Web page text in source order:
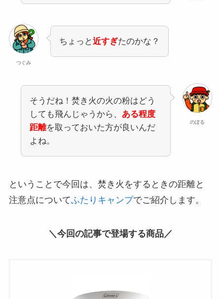
つぐみ
ちょっと近すぎたのかな？
のぼる
そうだね！焚き火の火の粉はどう
しても飛んじゃうから、 ある程度
距離を取っておいた方が良いんだ
よね。
ということで今回は、焚き火をするときの距離と
注意点についてふたりキャンプでご紹介します。
＼今回の記事で登場する商品／